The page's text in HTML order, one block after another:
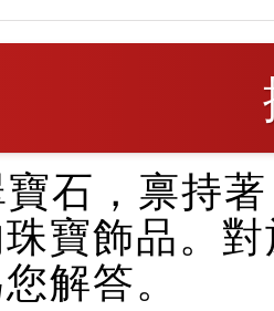
石，禀持
寶飾品。
解答。